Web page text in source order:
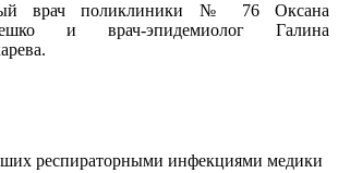
врач поликлиники № 76 Оксана
и врач-эпидемиолог Галина
респираторными инфекциями медики